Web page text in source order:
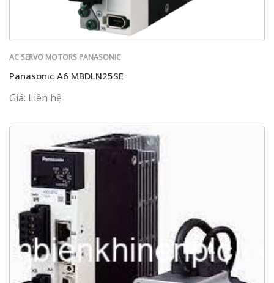
AC SERVO MOTORS PANASONIC
Panasonic A6 MBDLN25SE
Giá: Liên hệ